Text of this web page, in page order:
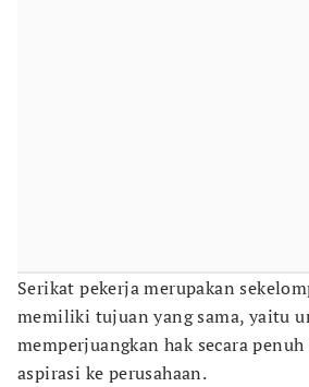
Serikat pekerja merupakan
memiliki tujuan yang sama, yaitu
memperjuangkan hak secara
aspirasi ke perusahaan.